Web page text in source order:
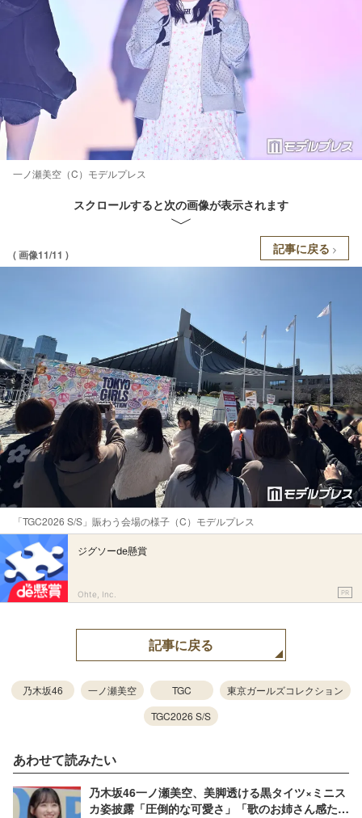
一ノ瀬美空（C）モデルプレス
スクロールすると次の画像が表示されます
( 画像11/11 ) 記事に戻る
「TGC2026 S/S」賑わう会場の様子（C）モデルプレス
ジグソーde懸賞
Ohte, Inc. PR
記事に戻る
乃木坂46 一ノ瀬美空 TGC
東京ガールズコレクション
TGC2026 S/S
あわせて読みたい
乃木坂46一ノ瀬美空、美脚透ける黒タイツ×ミニス
カ姿披露「圧倒的な可愛さ」「歌のお姉さん感たま